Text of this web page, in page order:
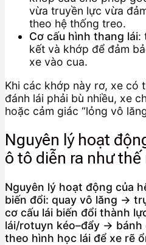
vừa truyền lực vừa
theo hệ thống treo.
Cơ cấu hình thang lái:
kết và khớp để đảm
xe vào cua.
Khi các khớp này rơ, xe có
đánh lái phải bù nhiều, xe
hoặc cảm giác “lỏng vô
Nguyên lý hoạt
ô tô diễn ra như thế
Nguyên lý hoạt động của
biến đổi: quay vô lăng →
cơ cấu lái biến đổi thành
lái/rotuyn kéo–đẩy → bánh
theo hình học lái để xe rẽ